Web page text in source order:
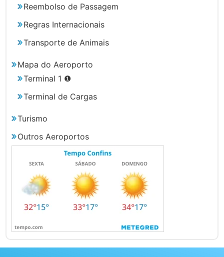
Reembolso de Passagem
Regras Internacionais
Transporte de Animais
Mapa do Aeroporto
Terminal 1 ❶
Terminal de Cargas
Turismo
Outros Aeroportos